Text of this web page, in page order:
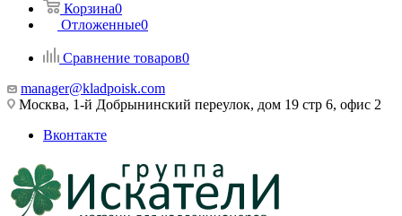
Корзина0
Отложенные0
Сравнение товаров0
manager@kladpoisk.com
Москва, 1-й Добрынинский переулок, дом 19 стр 6, офис 2
Вконтакте